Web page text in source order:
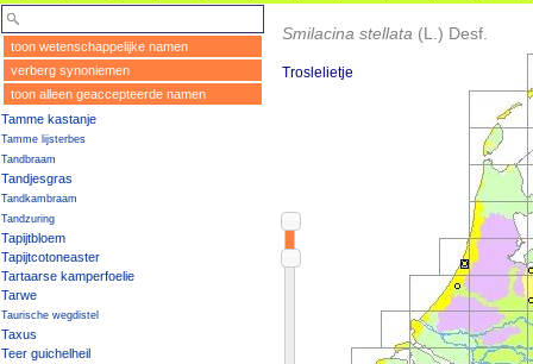
toon wetenschappelijke namen
verberg synoniemen
toon alleen geaccepteerde namen
Tamme kastanje
Tamme lijsterbes
Tandbraam
Tandjesgras
Tandkambraam
Tandzuring
Tapijtbloem
Tapijtcotoneaster
Tartaarse kamperfoelie
Tarwe
Taurische wegdistel
Taxus
Teer guichelheil
Smilacina stellata (L.) Desf.
Troslelietje